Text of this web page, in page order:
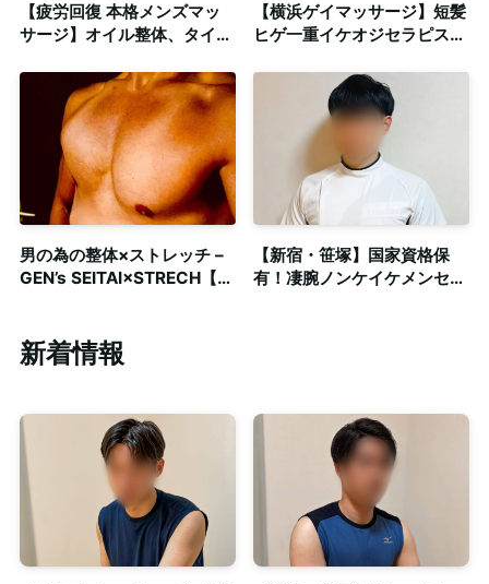
【疲労回復 本格メンズマッ
サージ】オイル整体、タイ古
のある個室も完備
【横浜ゲイマッサージ】短髪
ヒゲ一重イケオジセラピスト
備
男の為の整体×ストレッチ –
GEN’s SEITAI×STRECH【ゲ
【新宿・笹塚】国家資格保
有！凄腕ノンケイケメンセラ
新着情報